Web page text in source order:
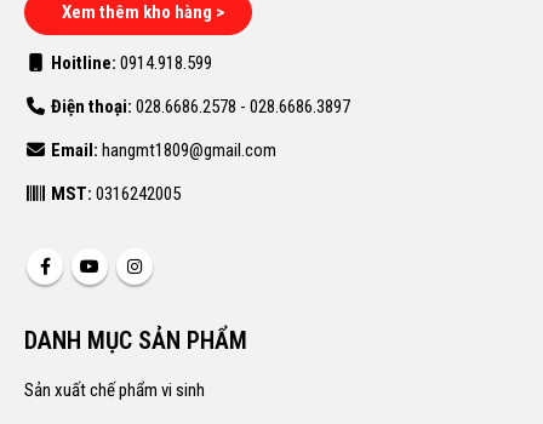
Xem thêm kho hàng >
Hoitline: 0914.918.599
Điện thoại: 028.6686.2578 - 028.6686.3897
Email: hangmt1809@gmail.com
MST: 0316242005
DANH MỤC SẢN PHẨM
Sản xuất chế phẩm vi sinh